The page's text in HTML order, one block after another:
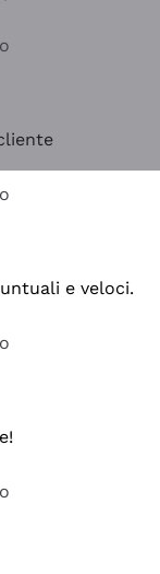
e veloci.